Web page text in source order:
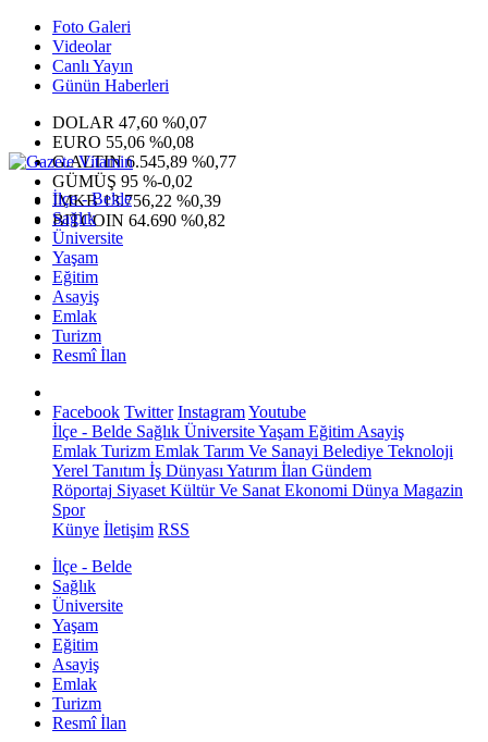
Foto Galeri
Videolar
Canlı Yayın
Günün Haberleri
DOLAR 47,60 %0,07
EURO 55,06 %0,08
G.ALTIN6.545,89 %0,77
GÜMÜŞ 95 %-0,02
IMKB13.756,22 %0,39
BITCOIN 64.690 %0,82
İlçe - Belde
Sağlık
Üniversite
Yaşam
Eğitim
Asayiş
Emlak
Turizm
Resmî İlan
Facebook Twitter InstagramYoutube
İlçe - Belde Sağlık ÜniversiteYaşam Eğitim Asayiş
Emlak Turizm Emlak Tarım Ve Sanayi Belediye Teknoloji
Yerel Tanıtım İş Dünyası Yatırım İlan Gündem
Röportaj Siyaset Kültür Ve Sanat Ekonomi Dünya Magazin
Spor
Künye İletişim RSS
İlçe - Belde
Sağlık
Üniversite
Yaşam
Eğitim
Asayiş
Emlak
Turizm
Resmî İlan